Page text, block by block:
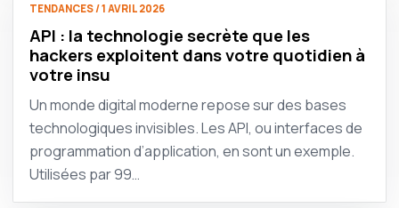
TENDANCES / 1 AVRIL 2026
API : la technologie secrète que les
hackers exploitent dans votre quotidien à
votre insu
Un monde digital moderne repose sur des bases
technologiques invisibles. Les API, ou interfaces de
programmation d’application, en sont un exemple.
Utilisées par 99…